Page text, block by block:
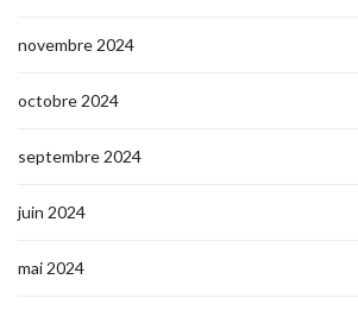
novembre 2024
octobre 2024
septembre 2024
juin 2024
mai 2024